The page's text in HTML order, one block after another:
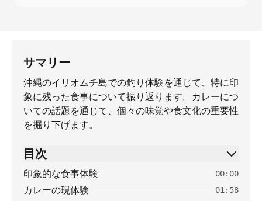
サマリー
沖縄のイリオムチ島での釣り体験を通じて、特に印
象に残った食事について振り返ります。カレーにつ
いての話題を通じて、個々の味覚や食文化の重要性
を掘り下げます。
目次
印象的な食事体験 00:00
カレーの現体験 01:58